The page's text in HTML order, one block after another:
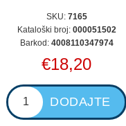
SKU: 7165
Kataloški broj: 000051502
Barkod: 4008110347974
€18,20